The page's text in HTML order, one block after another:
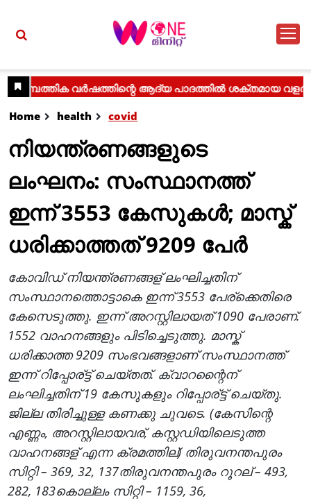
Home health covid
നിയന്ത്രണങ്ങളുടെ
ലംഘനം: സംസ്ഥാനത്ത്
ഇന്ന് 3553 കേസുകള്‍; മാസ്ക്
ധരിക്കാത്തത് 9209 പേര്‍
കോവിഡ് നിയന്ത്രണങ്ങള് ലംഘിച്ചതിന്
സംസ്ഥാനത്തൊട്ടാകെ ഇന്ന് 3553 പേര്ക്കെതിരെ
കേസെടുത്തു. ഇന്ന് അറസ്റ്റിലായത് 1090 പേരാണ്.
1552 വാഹനങ്ങളും പിടിച്ചെടുത്തു. മാസ്ക്
ധരിക്കാത്ത 9209 സംഭവങ്ങളാണ് സംസ്ഥാനത്ത്
ഇന്ന് റിപ്പോര്ട്ട് ചെയ്തത്. ക്വാറന്റൈന്
ലംഘിച്ചതിന് 19 കേസുകളും റിപ്പോര്ട്ട് ചെയ്തു.
ജില്ല തിരിച്ചുള്ള കണക്കു ചുവടെ. (കേസിന്റെ
എണ്ണം, അറസ്റ്റിലായവര്, കസ്റ്റഡിയിലെടുത്ത
വാഹനങ്ങള് എന്ന ക്രമത്തില്) തിരുവനന്തപുരം
സിറ്റി – 369, 32, 137തിരുവനന്തപുരം റൂറല് – 493,
282, 183കൊല്ലം സിറ്റി – 1159, 36,